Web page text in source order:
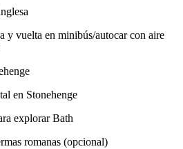
y vuelta en minibús/autocar con aire
en Stonehenge
explorar Bath
romanas (opcional)